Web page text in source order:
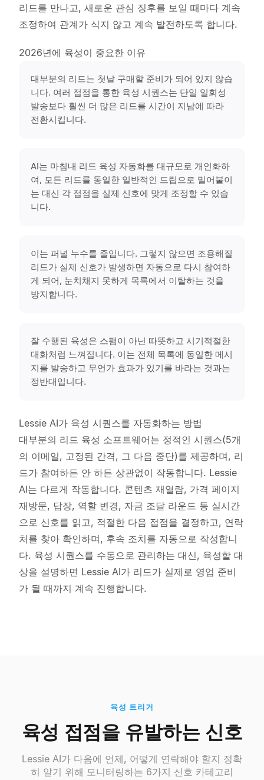
리드를 만나고, 새로운 관심 징후를 보일 때마다 계속
조정하여 관계가 식지 않고 계속 발전하도록 합니다.
2026년에 육성이 중요한 이유
대부분의 리드는 첫날 구매할 준비가 되어 있지 않습
니다. 여러 접점을 통한 육성 시퀀스는 단일 일회성
발송보다 훨씬 더 많은 리드를 시간이 지남에 따라
전환시킵니다.
AI는 마침내 리드 육성 자동화를 대규모로 개인화하
여, 모든 리드를 동일한 일반적인 드립으로 밀어붙이
는 대신 각 접점을 실제 신호에 맞게 조정할 수 있습
니다.
이는 퍼널 누수를 줄입니다. 그렇지 않으면 조용해질
리드가 실제 신호가 발생하면 자동으로 다시 참여하
게 되어, 눈치채지 못하게 목록에서 이탈하는 것을
방지합니다.
잘 수행된 육성은 스팸이 아닌 따뜻하고 시기적절한
대화처럼 느껴집니다. 이는 전체 목록에 동일한 메시
지를 발송하고 무언가 효과가 있기를 바라는 것과는
정반대입니다.
Lessie AI가 육성 시퀀스를 자동화하는 방법
대부분의 리드 육성 소프트웨어는 정적인 시퀀스(5개
의 이메일, 고정된 간격, 그 다음 중단)를 제공하며, 리
드가 참여하든 안 하든 상관없이 작동합니다. Lessie
AI는 다르게 작동합니다. 콘텐츠 재열람, 가격 페이지
재방문, 답장, 역할 변경, 자금 조달 라운드 등 실시간
으로 신호를 읽고, 적절한 다음 접점을 결정하고, 연락
처를 찾아 확인하며, 후속 조치를 자동으로 작성합니
다. 육성 시퀀스를 수동으로 관리하는 대신, 육성할 대
상을 설명하면 Lessie AI가 리드가 실제로 영업 준비
가 될 때까지 계속 진행합니다.
육성 트리거
육성 접점을 유발하는 신호
Lessie AI가 다음에 언제, 어떻게 연락해야 할지 정확
히 알기 위해 모니터링하는 6가지 신호 카테고리